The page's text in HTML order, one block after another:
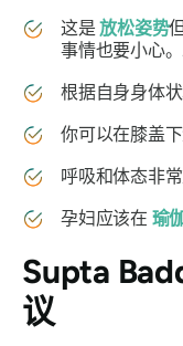
这是放松姿势
事情也要小心
根据自身身体
你可以在膝盖
呼吸和体态非
孕妇应该在 瑜
Supta
议